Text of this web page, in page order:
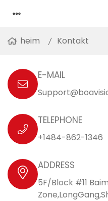
heim Kontakt
E-MAIL
TELEPHONE
+1484-862-1346
ADDRESS
5F/Block #11